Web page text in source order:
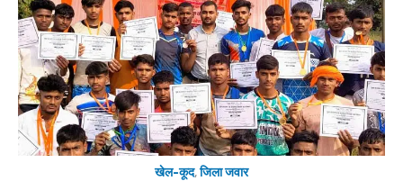
खेल-कूद,जिला जवार